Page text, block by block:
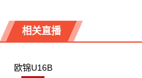
相关直播
欧锦U16B